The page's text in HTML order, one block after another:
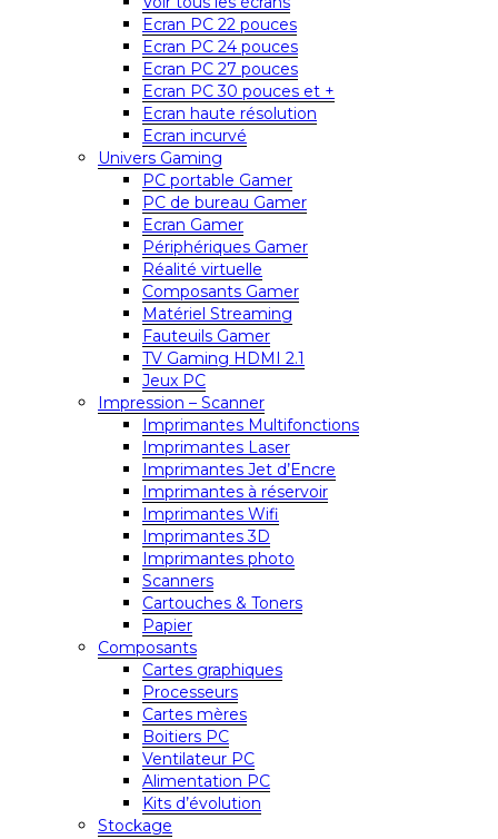
Ecran PC 22 pouces
Ecran PC 24 pouces
Ecran PC 27 pouces
Ecran PC 30 pouces et +
Ecran haute résolution
Ecran incurvé
Univers Gaming
PC portable Gamer
PC de bureau Gamer
Ecran Gamer
Périphériques Gamer
Réalité virtuelle
Composants Gamer
Matériel Streaming
Fauteuils Gamer
TV Gaming HDMI 2.1
Jeux PC
Impression – Scanner
Imprimantes Multifonctions
Imprimantes Laser
Imprimantes Jet d’Encre
Imprimantes à réservoir
Imprimantes Wifi
Imprimantes 3D
Imprimantes photo
Scanners
Cartouches & Toners
Papier
Composants
Cartes graphiques
Processeurs
Cartes mères
Boitiers PC
Ventilateur PC
Alimentation PC
Kits d’évolution
Stockage